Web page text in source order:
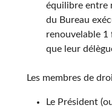
équilibre entre
du Bureau
renouvelable
que leur
Les membres de
Le Président